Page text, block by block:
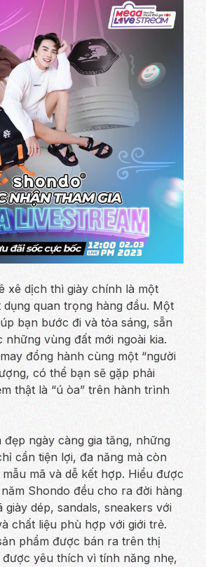
xê dịch thì giày chính là một
quan trọng hàng đầu. Một
bạn bước đi và tỏa sáng, sẵn
những vùng đất mới ngoài kia.
đồng hành cùng một “người
có thể bạn sẽ gặp phải
thật là “ú òa” trên hành trình
đẹp ngày càng gia tăng, những
cần tiện lợi, đa năng mà còn
mã và dễ kết hợp. Hiểu được
Shondo đều cho ra đời hàng
giày dép, sandals, sneakers với
chất liệu phù hợp với giới trẻ.
phẩm được bán ra trên thị
yêu thích vì tính năng nhẹ,